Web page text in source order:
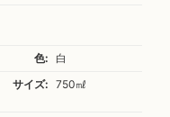
色:
白
サイズ: 750㎖